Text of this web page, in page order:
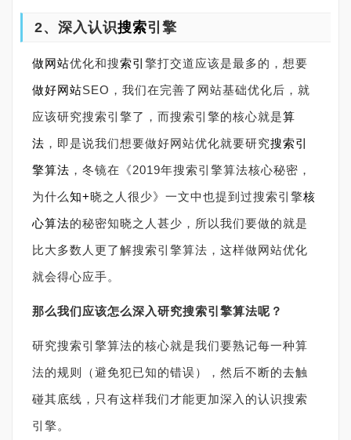
2、深入认识搜索引擎
做网站优化和搜索引 擎打交道应该是最多的，想要
做好网站SEO，我们在完善了网站基础优化后，就
应该研究搜索引擎了，而搜索引擎的核心就是算
法 ，即是说我们想要做好网站优化就要研究搜索引
擎算法 ，冬镜在《2019年搜索引擎算法核心秘密，
为什么知+晓之人很少》一文中也提到过搜索引擎核
心算法的秘密知晓之人甚少，所以我们要做的就是
比大多数人更了解搜索引擎算法，这样做网站优化
就会得心应手。
那么我们应该怎么深入研究搜索引擎算法呢？
研究搜索引擎算法的核心就是我们要熟记每一种算
法的规则（避免犯已知的错误），然后不断的去触
碰其底线，只有这样我们才能更加深入的认识搜索
引擎。